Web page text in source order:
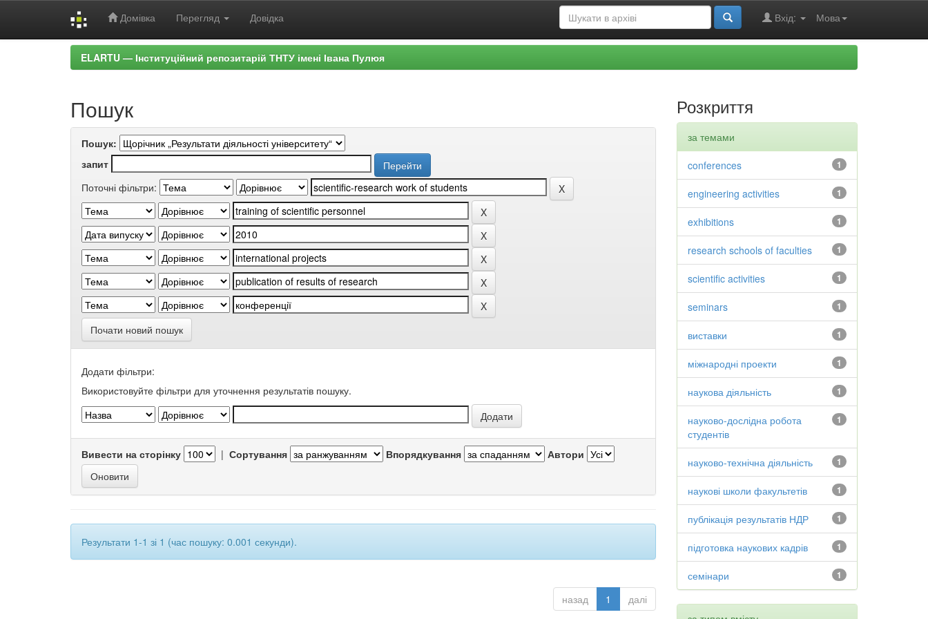
Домівка Перегляд Довідка Мова
Вхід:
ELARTU — Інституційний репозитарій ТНТУ імені Івана Пулюя
Пошук
Пошук:
запит
Поточні фільтри:
Почати новий пошук
Додати фільтри:
Використовуйте фільтри для уточнення результатів пошуку.
Вивести на сторінку | Сортування Впорядкування Автори
Результати 1-1 зі 1 (час пошуку: 0.001 секунди).
назад 1 далі
Розкриття
за темами
1
conferences
1
engineering activities
1
exhibitions
1
research schools of faculties
1
scientific activities
1
seminars
1
виставки
1
міжнародні проекти
1
наукова діяльність
1
науково-дослідна робота
студентів
1
науково-технічна діяльність
1
наукові школи факультетів
1
публікація результатів НДР
1
підготовка наукових кадрів
1
семінари